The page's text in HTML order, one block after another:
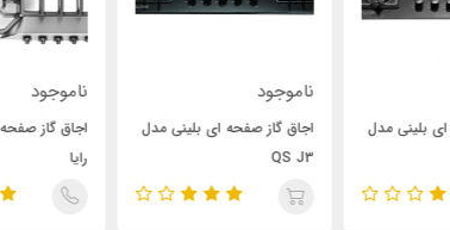
اجاق گاز صفحه ای بلینی مدل
اجاق گاز صفحه ای درسا